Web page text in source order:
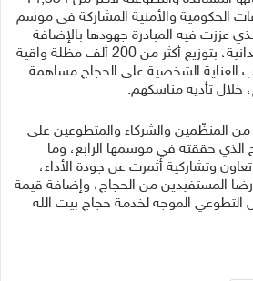
الحكومية والأمنية المشاركة في موسم
عززت فيه المبادرة جهودها بالإضافة
إلى مساراتها الخدمية الميدانية، بتوزيع أكثر من 200 ألف مظلة واقية
العناية الشخصية على الحجاج مساهمة
تأدية مناسكهم.
من المنظّمين والشركاء والمتطوعين على
الذي حققته في موسمها الرابع، وما
وتشاركية أثمرت عن جودة الأداء،
المستفيدين من الحجاج، وإضافة قيمة
التطوعي الموجه لخدمة حجاج بيت الله